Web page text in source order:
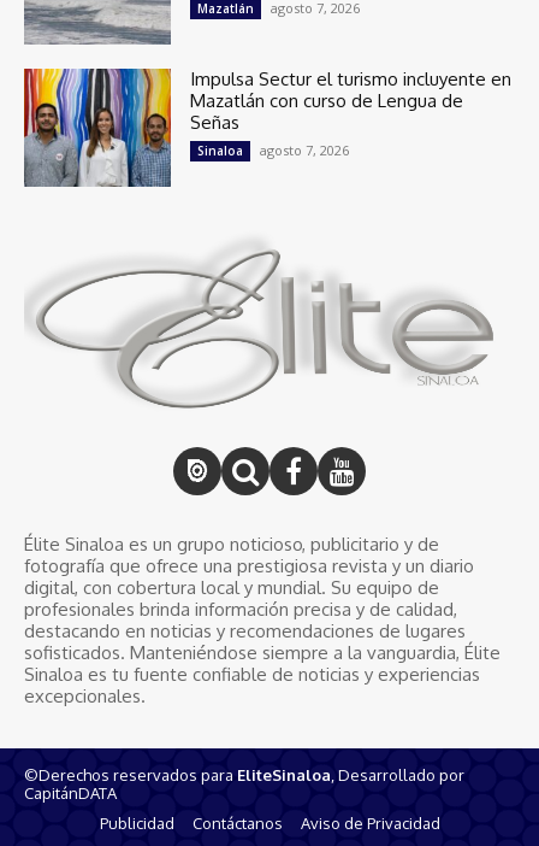
Mazatlán agosto 7, 2026
Impulsa Sectur el turismo incluyente en
Mazatlán con curso de Lengua de
Señas
Sinaloa agosto 7, 2026
Élite Sinaloa es un grupo noticioso, publicitario y de
fotografía que ofrece una prestigiosa revista y un diario
digital, con cobertura local y mundial. Su equipo de
profesionales brinda información precisa y de calidad,
destacando en noticias y recomendaciones de lugares
sofisticados. Manteniéndose siempre a la vanguardia, Élite
Sinaloa es tu fuente confiable de noticias y experiencias
excepcionales.
©Derechos reservados para EliteSinaloa , Desarrollado por
CapitánDATA
Publicidad
Contáctanos Aviso de Privacidad